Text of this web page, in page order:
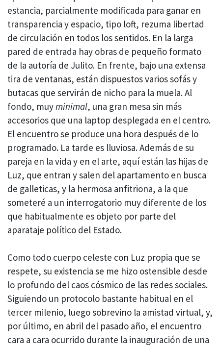
estancia, parcialmente modificada para ganar en
transparencia y espacio, tipo loft, rezuma libertad
de circulación en todos los sentidos. En la larga
pared de entrada hay obras de pequeño formato
de la autoría de Julito. En frente, bajo una extensa
tira de ventanas, están dispuestos varios sofás y
butacas que servirán de nicho para la muela. Al
fondo, muyminimal, una gran mesa sin más
accesorios que una laptop desplegada en el centro.
El encuentro se produce una hora después de lo
programado. La tarde es lluviosa. Además de su
pareja en la vida y en el arte, aquí están las hijas de
Luz, que entran y salen del apartamento en busca
de galleticas, y la hermosa anfitriona, a la que
someteré a un interrogatorio muy diferente de los
que habitualmente es objeto por parte del
aparataje político del Estado.
Como todo cuerpo celeste con Luz propia que se
respete, su existencia se me hizo ostensible desde
lo profundo del caos cósmico de las redes sociales.
Siguiendo un protocolo bastante habitual en el
tercer milenio, luego sobrevino la amistad virtual, y,
por último, en abril del pasado año, el encuentro
cara a cara ocurrido durante la inauguración de una